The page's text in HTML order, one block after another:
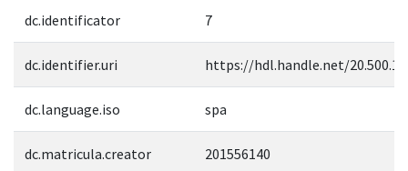
dc.identificator 7
dc.identifier.uri https://hdl.handle.net/
dc.language.iso spa
dc.matricula.creator 201556140